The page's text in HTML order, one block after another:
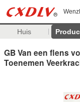
Huis
GB Van een flens
Toenemen